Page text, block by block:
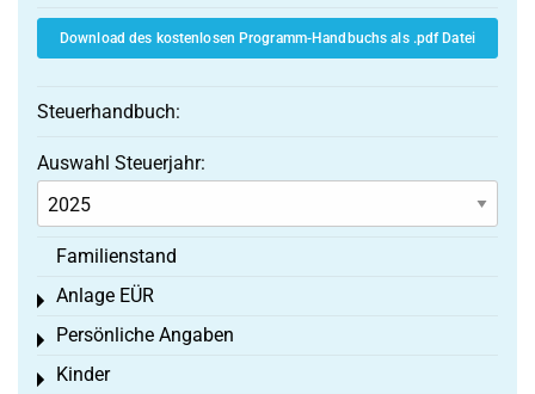
Download des kostenlosen Programm-Handbuchs als .pdf Datei
Steuerhandbuch:
Auswahl Steuerjahr:
Familienstand
Anlage EÜR
Toggle menu
Persönliche Angaben
Toggle menu
Kinder
Toggle menu